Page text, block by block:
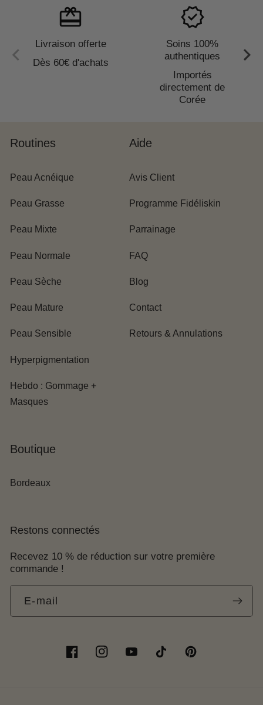
diagnostic de peau
redeem
Livraison offerte
Dès 60€ d'achats
verified
Soins 100%
authentiques
Importés
directement de
Corée
Routines
Peau Acnéique
Peau Grasse
Peau Mixte
Peau Normale
Peau Sèche
Peau Mature
Peau Sensible
Hyperpigmentation
Hebdo : Gommage +
Masques
Aide
Avis Client
Programme Fidéliskin
Parrainage
FAQ
Blog
Contact
Retours & Annulations
Boutique
Bordeaux
Restons connectés
Recevez 10 % de réduction sur votre première
commande !
E-mail
FacebookInstagramYouTubeTikTok Pinterest